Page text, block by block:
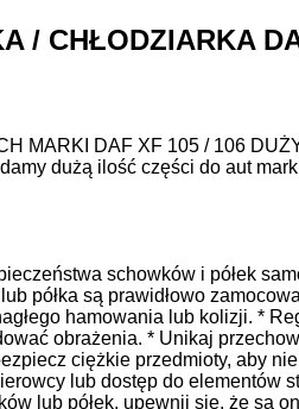
CHŁODZIARKA
MARKI DAF XF 105 / 106
dużą ilość części do aut
schowków i półek
półka są prawidłowo
hamowania lub kolizji. *
obrażenia. * Unikaj
ciężkie przedmioty, aby
lub dostęp do elementów
lub półek, upewnij się, że są